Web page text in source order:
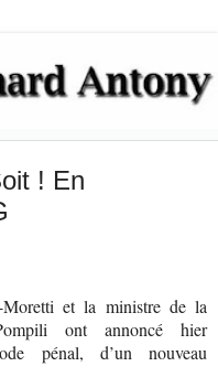
! En
et la ministre de la
ont annoncé hier
pénal, d’un nouveau